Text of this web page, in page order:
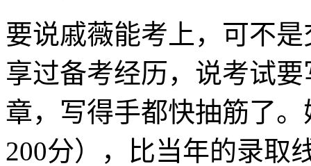
要说戚薇能考上，可不
享过备考经历，说考试
章，写得手都快抽筋了
200分），比当年的录取